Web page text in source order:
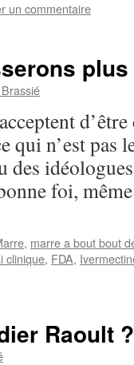
un commentaire
qui n’est pas
des
foi,
, marre a bout bout
clinique, FDA,
Raoult